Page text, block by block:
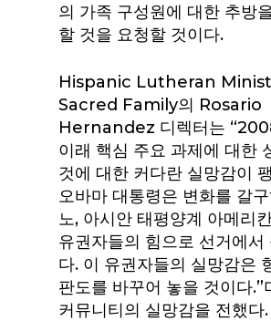
의 가족 구성원에 대한 추방
할 것을 요청할 것이다.
Hispanic Lutheran
Sacred Family의 Rosario
Hernandez 디렉터는
이래 핵심 주요 과제에 대한
것에 대한 커다란 실망감이
오바마 대통령은 변화를 갈
노, 아시안 태평양계 아메리
유권자들의 힘으로 선거에서
다. 이 유권자들의 실망감은
판도를 바꾸어 놓을 것이다.”
커뮤니티의 실망감을 전했다.